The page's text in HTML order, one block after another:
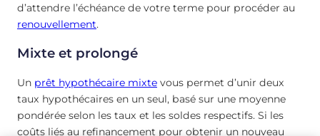
d’attendre l’échéance de votre terme pour procéder au
renouvellement.
Mixte et prolongé
Un prêt hypothécaire mixte vous permet d’unir deux
taux hypothécaires en un seul, basé sur une moyenne
pondérée selon les taux et les soldes respectifs. Si les
coûts liés au refinancement pour obtenir un nouveau